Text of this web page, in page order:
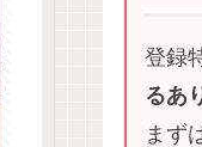
登録
るあ
まず